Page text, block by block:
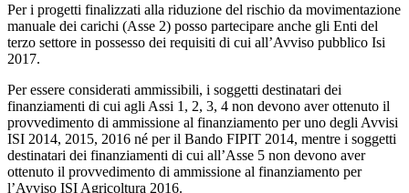
Per i progetti finalizzati alla riduzione del rischio da movimentazione
manuale dei carichi (Asse 2) posso partecipare anche gli Enti del
terzo settore in possesso dei requisiti di cui all’Avviso pubblico Isi
2017.
Per essere considerati ammissibili, i soggetti destinatari dei
finanziamenti di cui agli Assi 1, 2, 3, 4 non devono aver ottenuto il
provvedimento di ammissione al finanziamento per uno degli Avvisi
ISI 2014, 2015, 2016 né per il Bando FIPIT 2014, mentre i soggetti
destinatari dei finanziamenti di cui all’Asse 5 non devono aver
ottenuto il provvedimento di ammissione al finanziamento per
l’Avviso ISI Agricoltura 2016.